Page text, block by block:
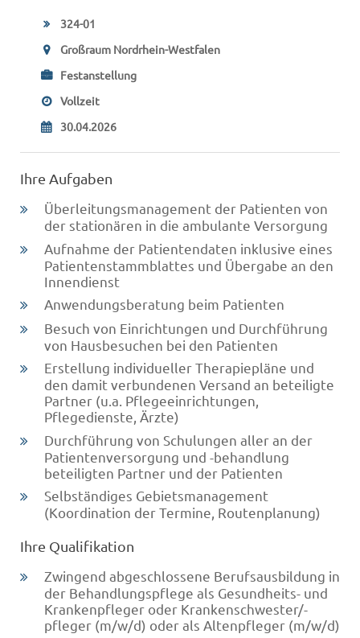
324-01
Großraum Nordrhein-Westfalen
Festanstellung
Vollzeit
30.04.2026
Ihre Aufgaben
Überleitungsmanagement der Patienten von
der stationären in die ambulante Versorgung
Aufnahme der Patientendaten inklusive eines
Patientenstammblattes und Übergabe an den
Innendienst
Anwendungsberatung beim Patienten
Besuch von Einrichtungen und Durchführung
von Hausbesuchen bei den Patienten
Erstellung individueller Therapiepläne und
den damit verbundenen Versand an beteiligte
Partner (u.a. Pflegeeinrichtungen,
Pflegedienste, Ärzte)
Durchführung von Schulungen aller an der
Patientenversorgung und -behandlung
beteiligten Partner und der Patienten
Selbständiges Gebietsmanagement
(Koordination der Termine, Routenplanung)
Ihre Qualifikation
Zwingend abgeschlossene Berufsausbildung in
der Behandlungspflege als Gesundheits- und
Krankenpfleger oder Krankenschwester/-
pfleger (m/w/d) oder als Altenpfleger (m/w/d)